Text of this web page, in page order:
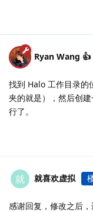
Ryan Wang 👍
找到 Halo 工作目录
夹的就是），然后创
行了。
就 就喜欢虚拟
感谢回复，修改之后